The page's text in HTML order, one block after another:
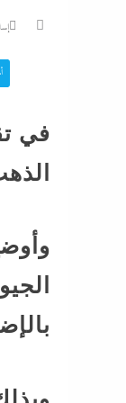
في
الذهب بمقدار